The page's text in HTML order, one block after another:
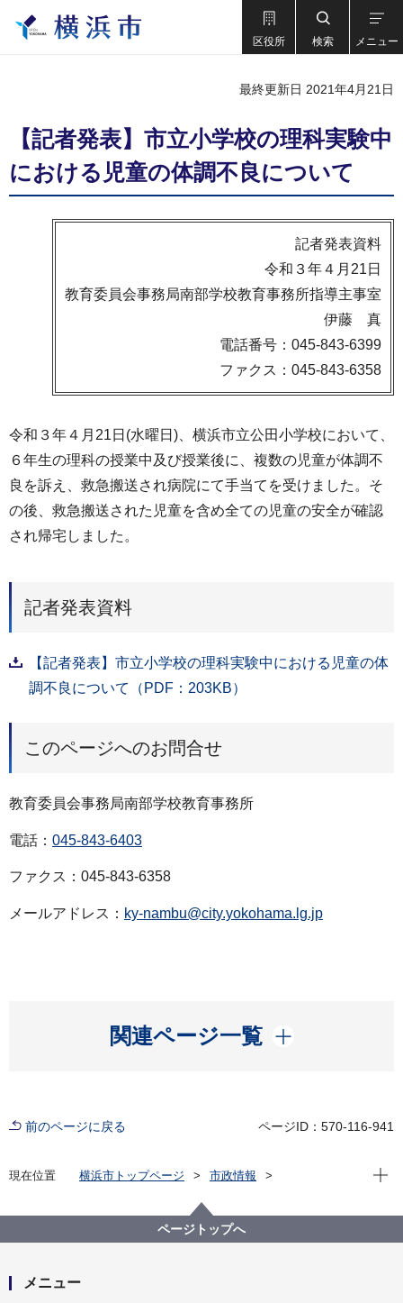
区役所 検索 メニュー
最終更新日 2021年4月21日
【記者発表】市立小学校の理科実験中
における児童の体調不良について
記者発表資料
令和３年４月21日
教育委員会事務局南部学校教育事務所指導主事室
伊藤 真
電話番号：045-843-6399
ファクス：045-843-6358
令和３年４月21日(水曜日)、横浜市立公田小学校において、
６年生の理科の授業中及び授業後に、複数の児童が体調不
良を訴え、救急搬送され病院にて手当てを受けました。そ
の後、救急搬送された児童を含め全ての児童の安全が確認
され帰宅しました。
記者発表資料
【記者発表】市立小学校の理科実験中における児童の体
調不良について（PDF：203KB）
このページへのお問合せ
教育委員会事務局南部学校教育事務所
電話： 045-843-6403
ファクス：045-843-6358
メールアドレス： ky-nambu@city.yokohama.lg.jp
関連ページ一覧
開く
前のページに戻る ページID：570-116-941
現在位置 横浜市トップページ
市政情報
記者発表 2021年度
【記者発表】市立小学校の理科実験中における児童の
体調不良について
現在
ページトップへ
メニュー